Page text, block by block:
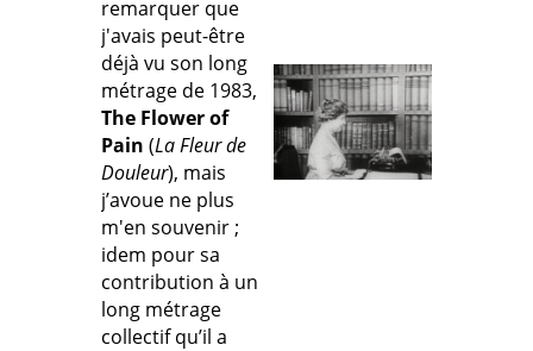
remarquer que
j'avais peut-être
déjà vu son long
métrage de 1983,
The Flower of
Pain (La Fleur de
Douleur), mais
j’avoue ne plus
m'en souvenir ;
idem pour sa
contribution à un
long métrage
collectif qu’il a